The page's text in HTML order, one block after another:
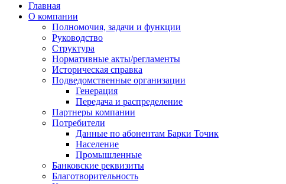
Главная
О компании
Полномочия, задачи и функции
Руководство
Структура
Нормативные акты/регламенты
Историческая справка
Подведомственные организации
Генерация
Передача и распределение
Партнеры компании
Потребители
Данные по абонентам Барки Точик
Население
Промышленные
Банковские реквизиты
Благотворительность